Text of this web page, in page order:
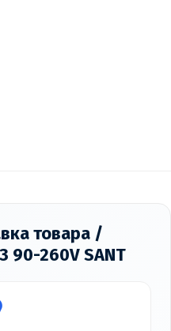
товара /
90-260V SANT